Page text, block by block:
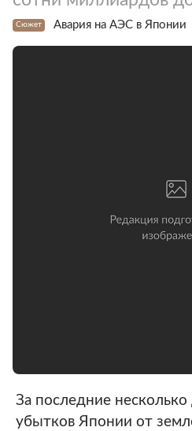
Сюжет Авария на АЭС в Японии
За последние
убытков Японии от